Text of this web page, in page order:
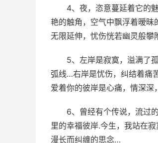
4、夜，恣意蔓延着它的
艳的触角，空气中飘浮着暧
无限延伸，忧伤恍若幽灵般
5、左岸是寂寞，溢满了
弧线…右岸是忧伤，纠结着痛
爱着你的彼岸是心痛，情深
6、曾经有个传说，流过
里的幸福彼岸.今生，我站在
漫长而纠缠的思念…­